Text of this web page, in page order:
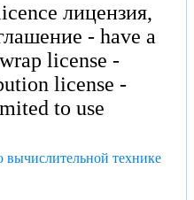
лицензия,
- have a
license -
license -
to use
вычислительной технике